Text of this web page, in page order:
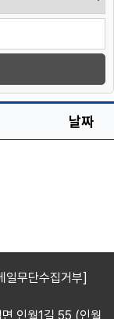
날짜
일무단수집거부]
인월1길 55 (인월